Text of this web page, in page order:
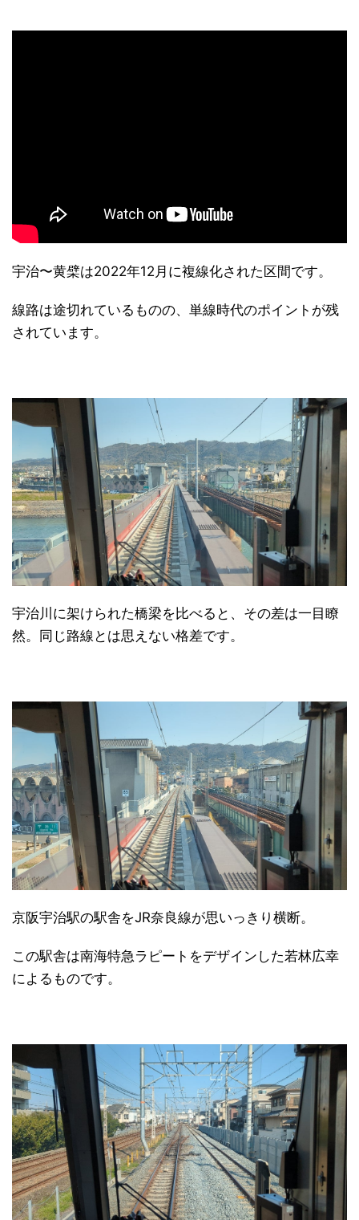
宇治〜黄檗は2022年12月に複線化された区間です。
線路は途切れているものの、単線時代のポイントが残
されています。
宇治川に架けられた橋梁を比べると、その差は一目瞭
然。同じ路線とは思えない格差です。
京阪宇治駅の駅舎をJR奈良線が思いっきり横断。
この駅舎は南海特急ラピートをデザインした若林広幸
によるものです。